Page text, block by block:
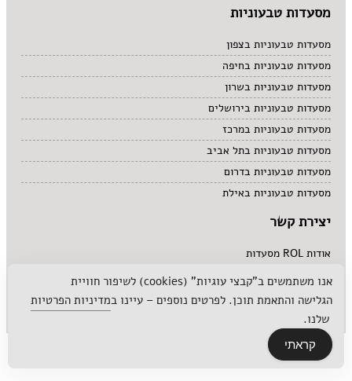
מסעדות טבעוניות
מסעדות טבעוניות בצפון
מסעדות טבעוניות בחיפה
מסעדות טבעוניות בשרון
מסעדות טבעוניות בירושלים
מסעדות טבעוניות במרכז
מסעדות טבעוניות בתל אביב
מסעדות טבעוניות בדרום
מסעדות טבעוניות באילת
יצירת קשר
אודות ROL מסעדות
אנו משתמשים ב"קבצי עוגיות" (cookies) לשיפור חוויית
הגלישה והתאמת תוכן. לפרטים נוספים – עיינו במדיניות הפרטיות
שלנו.
קראתי